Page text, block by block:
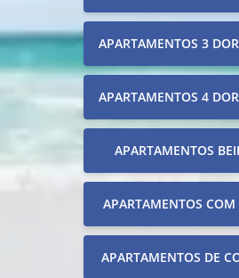
APARTAMENTOS 3
APARTAMENTOS 4
APARTAMENTOS
APARTAMENTOS COM
APARTAMENTOS DE